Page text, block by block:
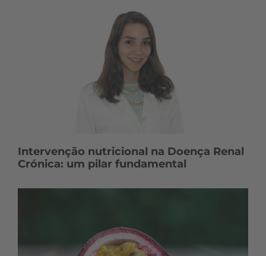
Intervenção nutricional na Doença Renal
Crónica: um pilar fundamental